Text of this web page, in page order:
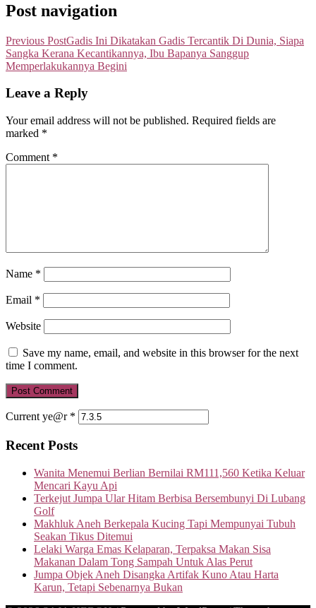
Post navigation
Previous PostGadis Ini Dikatakan Gadis Tercantik Di Dunia, Siapa
Sangka Kerana Kecantikannya, Ibu Bapanya Sanggup
Memperlakukannya Begini
Leave a Reply
Your email address will not be published. Required fields are
marked *
Comment *
Name *
Email *
Website
Save my name, email, and website in this browser for the next
time I comment.
Current ye@r *
Recent Posts
Wanita Menemui Berlian Bernilai RM111,560 Ketika Keluar
Mencari Kayu Api
Terkejut Jumpa Ular Hitam Berbisa Bersembunyi Di Lubang
Golf
Makhluk Aneh Berkepala Kucing Tapi Mempunyai Tubuh
Seakan Tikus Ditemui
Lelaki Warga Emas Kelaparan, Terpaksa Makan Sisa
Makanan Dalam Tong Sampah Untuk Alas Perut
Jumpa Objek Aneh Disangka Artifak Kuno Atau Harta
Karun, Tetapi Sebenarnya Bukan